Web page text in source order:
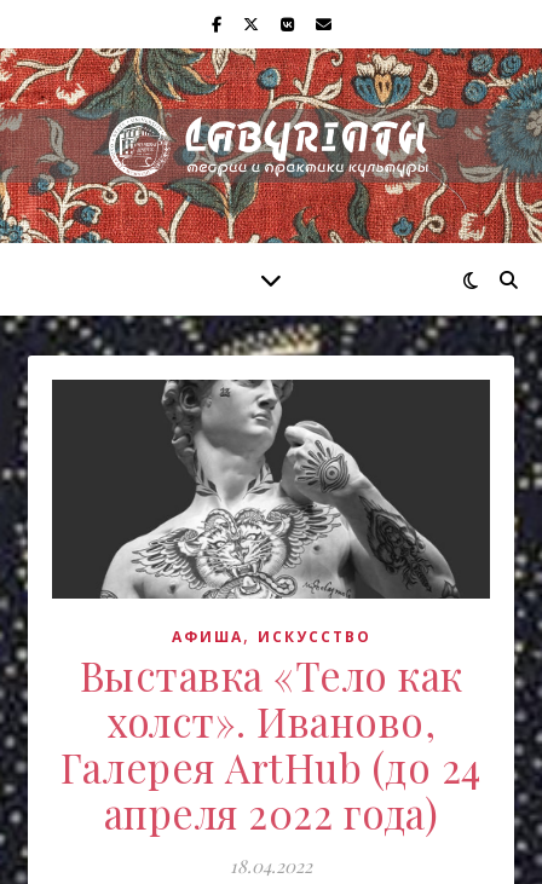
АФИША, ИСКУCСТВО
Выставка «Тело как
холст». Иваново,
Галерея ArtHub (до 24
апреля 2022 года)
18.04.2022